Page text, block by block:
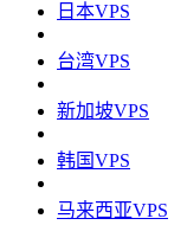
日本VPS
台湾VPS
新加坡VPS
韩国VPS
马来西亚VPS